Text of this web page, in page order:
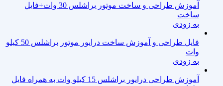
آموزش طراحی و ساخت موتور براشلس 30 وات+فایل
ساخت
به زودی
فایل طراحی و آموزش ساخت درایور موتور براشلس 50 کیلو
وات
به زودی
آموزش طراحی درایور براشلس 15 کیلو وات به همراه فایل